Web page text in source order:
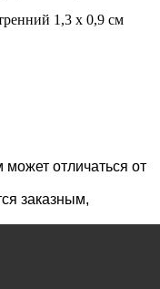
1,3 х 0,9 см
отличаться от
заказным,